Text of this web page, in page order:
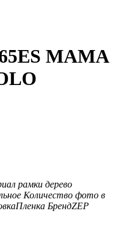
MAMA
рамки дерево
Количество фото в
Пленка БрендZEP